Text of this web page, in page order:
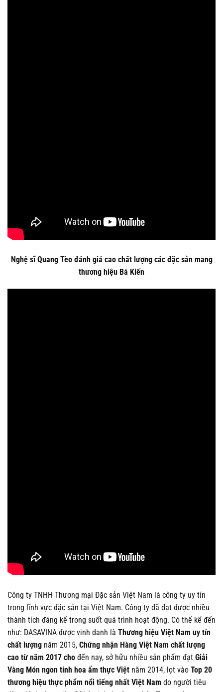
Nghệ sĩ Quang Tèo đánh giá cao chất lượng các đặc sản mang
thương hiệu Bá Kiến
Công ty TNHH Thương mại Đặc sản Việt Nam là công ty uy tín
trong lĩnh vực đặc sản tại Việt Nam. Công ty đã đạt được nhiều
thành tích đáng kể trong suốt quá trình hoạt động. Có thể kể đến
như: DASAVINA được vinh danh là Thương hiệu Việt Nam uy tín
chất lượng năm 2015, Chứng nhận Hàng Việt Nam chất lượng
cao từ năm 2017 cho đến nay, sở hữu nhiều sản phẩm đạt Giải
Vàng Món ngon tinh hoa ẩm thực Việt năm 2014, lọt vào Top 20
thương hiệu thực phẩm nổi tiếng nhất Việt Nam do người tiêu